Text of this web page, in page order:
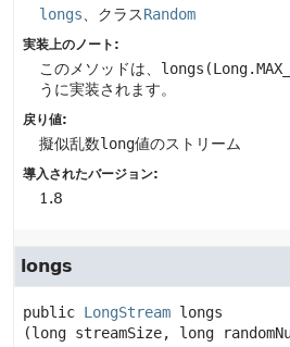
longs 、クラスRandom
実装上のノート:
このメソッドは、
うに実装されます。
戻り値:
擬似乱数long値のストリーム
導入されたバージョン:
1.8
longs
public LongStream longs
(long streamSize, long